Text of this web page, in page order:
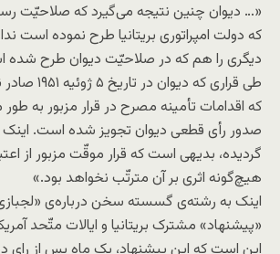
«… دیوان چنین نتیجه می‌گیرد که صلاحیّت
که دولت امپراتوری بریتانیا طرح نموده است
دیگری را هم که در صلاحیّت دیوان طرح شده
طی قراری که
که اقدامات تأمینه مصرح در قرار مزبور به
صدور رأی قطعی دیوان تجویز شده است. اینک
گردیده، بدیهی است که قرار موقّت مزبور از
هیچ‌گونه اثری بر آن مترتّب نخواهد بود.»
اینک به رشته‌ی گسسته سخن درباره‌ی
«پیشنهاد» مشترک بریتانیا و ایالات متّحد